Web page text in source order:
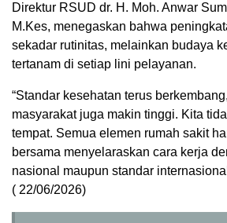
Direktur RSUD dr. H. Moh. Anwar
M.Kes, menegaskan bahwa
sekadar rutinitas, melainkan budaya
tertanam di setiap lini pelayanan.
“Standar kesehatan terus
masyarakat juga makin tinggi. Kita
tempat. Semua elemen rumah sakit
bersama menyelaraskan cara kerja
nasional maupun standar
( 22/06/2026)